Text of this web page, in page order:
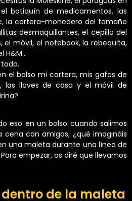
botiquín de medicamentos, las
la cartera-monedero del tamaño
desmaquillantes, el cepillo del
el móvil, el notebook, la rebequita,
H&M…
el bolso mi cartera, mis gafas de
las llaves de casa y el móvil de
eso en un bolso cuando salimos
con amigos, ¿qué imagináis
una maleta durante una línea de
empezar, os diré que llevamos
de la maleta